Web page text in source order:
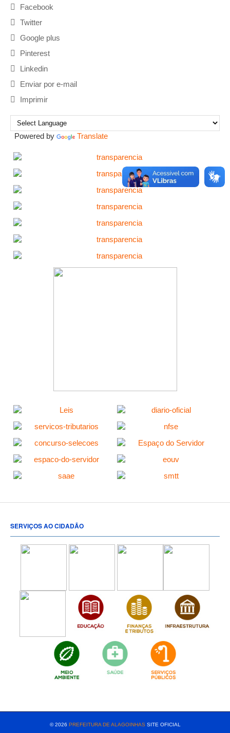
Facebook
Twitter
Google plus
Pinterest
Linkedin
Enviar por e-mail
Imprimir
Powered by Translate
SERVIÇOS AO CIDADÃO
© 2026 PREFEITURA DE ALAGOINHASSITE OFICIAL